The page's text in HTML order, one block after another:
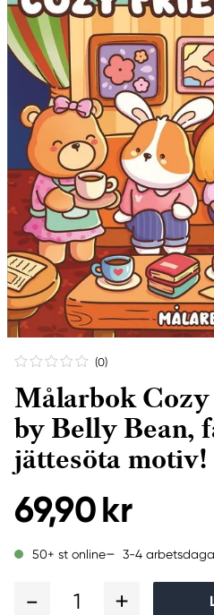
(0)
Målarbok
by Belly Bean,
jättesöta motiv!
69,90 kr
50+ st online 3-4
1